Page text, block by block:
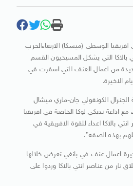
افريقيا الوسطى (ميسكا) الاربعاءالحرب
بالاكا التي يشكل المسيحيون القسم
من اعمال العنف التي اسفرت في
الجنرال الكونغولي جان-ماري ميشال
مع اذاعة نديكي لوكا الخاصة في افريقيا
بالاكا اعداء للقوة الافريقية في
بهذه الصفة”.
اعمال عنف في بانغي تعرض خلالها
نار من عناصر انتي بالاكا وردوا على